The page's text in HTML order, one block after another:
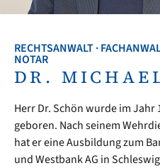
RECHTSANWALT ·
NOTAR
DR.
Herr Dr. Schön wurde im
geboren. Nach seinem
hat er eine Ausbildung zum
und Westbank AG in